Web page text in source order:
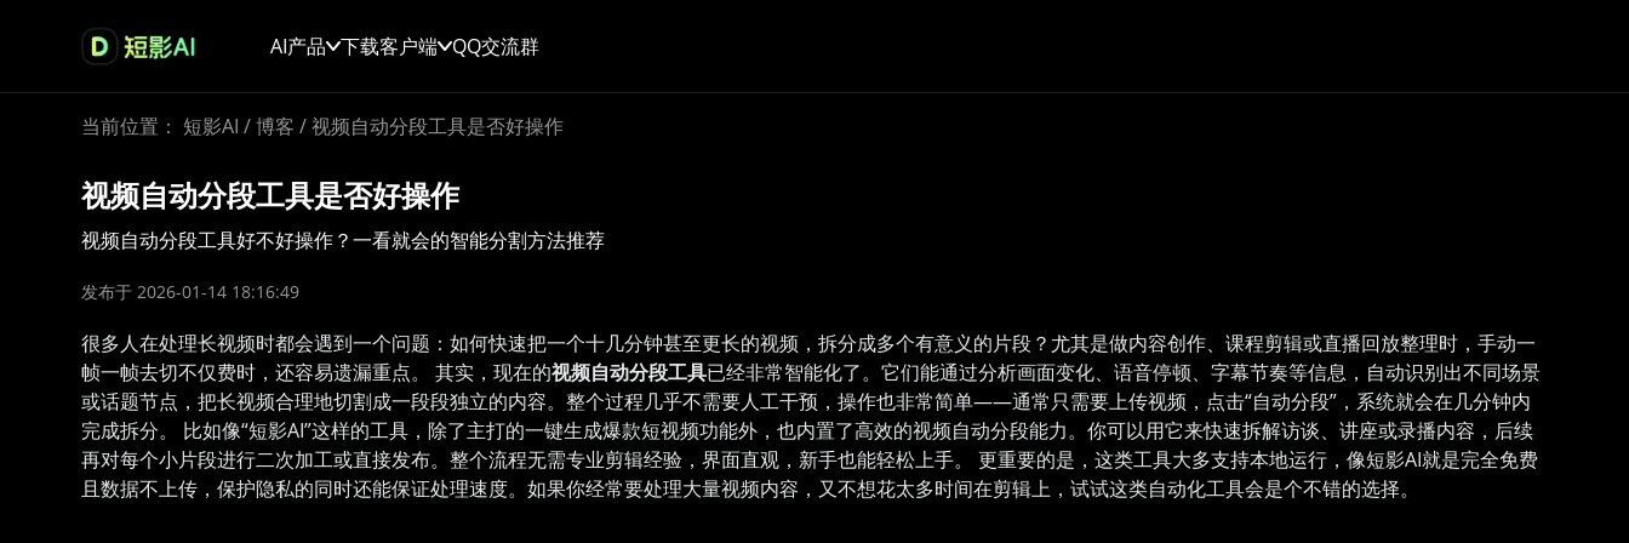
AI产品 下载客户端 QQ交流群
当前位置： 短影AI /博客 /视频自动分段工具是否好操作
视频自动分段工具是否好操作
视频自动分段工具好不好操作？一看就会的智能分割方法推荐
发布于 2026-01-14 18:16:49
很多人在处理长视频时都会遇到一个问题：如何快速把一个十几分钟甚至更长的视频，拆分成多个有意义的片段？尤其是做内容创作、课程剪辑或直播回放整理时，手动一
帧一帧去切不仅费时，还容易遗漏重点。 其实，现在的视频自动分段工具已经非常智能化了。它们能通过分析画面变化、语音停顿、字幕节奏等信息，自动识别出不同场景
或话题节点，把长视频合理地切割成一段段独立的内容。整个过程几乎不需要人工干预，操作也非常简单——通常只需要上传视频，点击“自动分段”，系统就会在几分钟内
完成拆分。 比如像“短影AI”这样的工具，除了主打的一键生成爆款短视频功能外，也内置了高效的视频自动分段能力。你可以用它来快速拆解访谈、讲座或录播内容，后续
再对每个小片段进行二次加工或直接发布。整个流程无需专业剪辑经验，界面直观，新手也能轻松上手。 更重要的是，这类工具大多支持本地运行，像短影AI就是完全免费
且数据不上传，保护隐私的同时还能保证处理速度。如果你经常要处理大量视频内容，又不想花太多时间在剪辑上，试试这类自动化工具会是个不错的选择。